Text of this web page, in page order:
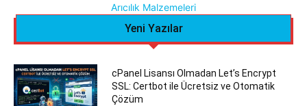
Arıcılık Malzemeleri
Yeni Yazılar
cPanel Lisansı Olmadan Let’s Encrypt
SSL: Certbot ile Ücretsiz ve Otomatik
Çözüm